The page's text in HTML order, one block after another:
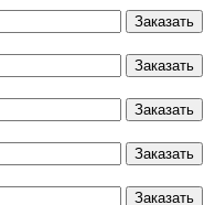
Заказать
Заказать
Заказать
Заказать
Заказать